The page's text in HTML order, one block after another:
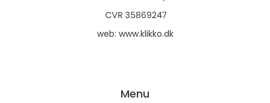
web: www.klikko.dk
Menu